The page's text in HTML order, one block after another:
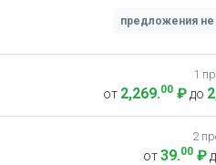
предложения
1
от 2,269.00 ₽ до
2
от39.00 ₽